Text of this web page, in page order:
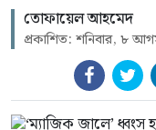
তোফায়েল আহমেদ
প্রকাশিত: শনিবার, ৮